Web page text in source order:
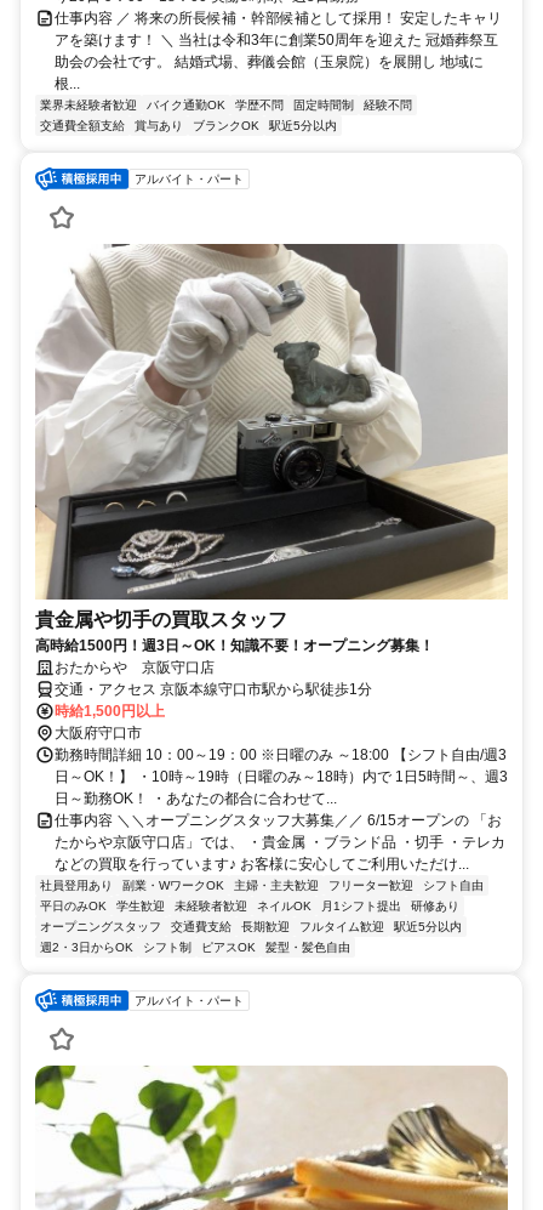
仕事内容 ／ 将来の所長候補・幹部候補として採用！ 安定したキャリ
アを築けます！ ＼ 当社は令和3年に創業50周年を迎えた 冠婚葬祭互
助会の会社です。 結婚式場、葬儀会館（玉泉院）を展開し 地域に
根...
業界未経験者歓迎 バイク通勤OK 学歴不問 固定時間制
経験不問
交通費全額支給
賞与あり ブランクOK 駅近5分以内
アルバイト・パート
貴金属や切手の買取スタッフ
高時給1500円！週3日～OK！知識不要！オープニング募集！
おたからや 京阪守口店
交通・アクセス 京阪本線守口市駅から駅徒歩1分
時給1,500円以上
大阪府守口市
勤務時間詳細 10：00～19：00 ※日曜のみ ～18:00 【シフト自由/週3
日～OK！】 ・10時～19時（日曜のみ～18時）内で 1日5時間～、週3
日～勤務OK！ ・あなたの都合に合わせて...
仕事内容 ＼＼オープニングスタッフ大募集／／ 6/15オープンの 「お
たからや京阪守口店」では、 ・貴金属 ・ブランド品 ・切手 ・テレカ
などの買取を行っています♪ お客様に安心してご利用いただけ...
社員登用あり 副業・WワークOK 主婦・主夫歓迎 フリーター歓迎
シフト自由
平日のみOK
学生歓迎 未経験者歓迎 ネイルOK 月1シフト提出
研修あり
オープニングスタッフ
交通費支給 長期歓迎 フルタイム歓迎
駅近5分以内
週2・3日からOK
シフト制 ピアスOK 髪型・髪色自由
アルバイト・パート